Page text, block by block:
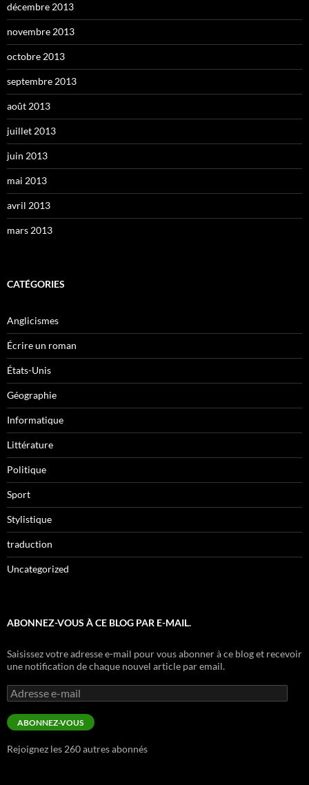
décembre 2013
novembre 2013
octobre 2013
septembre 2013
août 2013
juillet 2013
juin 2013
mai 2013
avril 2013
mars 2013
CATÉGORIES
Anglicismes
Écrire un roman
États-Unis
Géographie
Informatique
Littérature
Politique
Sport
Stylistique
traduction
Uncategorized
ABONNEZ-VOUS À CE BLOG PAR E-MAIL.
Saisissez votre adresse e-mail pour vous abonner à ce blog et recevoir
une notification de chaque nouvel article par email.
Adresse
e-
mail
ABONNEZ-VOUS
Rejoignez les 260 autres abonnés